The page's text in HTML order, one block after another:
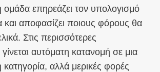
ομάδα επηρεάζει τον υπολογισμό
και αποφασίζει ποιους φόρους θα
Στις περισσότερες
αυτόματη κατανομή σε μια
κατηγορία, αλλά μερικές φορές